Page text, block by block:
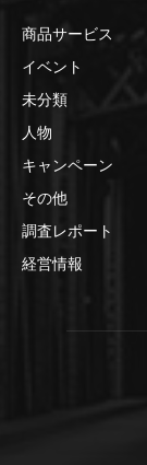
商品サービス
イベント
未分類
人物
キャンペーン
その他
調査レポート
経営情報